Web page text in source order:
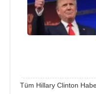
eşini Ulusal Sağlık
getirdi.
Eşi, ABD’nin 42.
görev yaptığı
Rodham Clinton’da
Tüm Hillary Clinton